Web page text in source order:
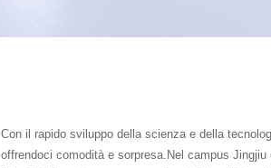
Con il rapido sviluppo della scienza e della
offrendoci comodità e sorpresa.Nel campus